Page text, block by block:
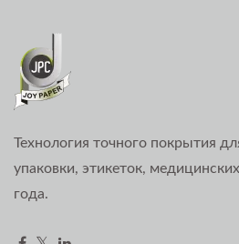
Технология точного покрытия
упаковки, этикеток,
года.